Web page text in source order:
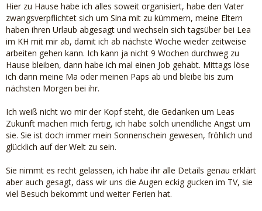
Hier zu Hause habe ich alles soweit organisiert, habe den Vater
zwangsverpflichtet sich um Sina mit zu kümmern, meine Eltern
haben ihren Urlaub abgesagt und wechseln sich tagsüber bei Lea
im KH mit mir ab, damit ich ab nächste Woche wieder zeitweise
arbeiten gehen kann. Ich kann ja nicht 9 Wochen durchweg zu
Hause bleiben, dann habe ich mal einen Job gehabt. Mittags löse
ich dann meine Ma oder meinen Paps ab und bleibe bis zum
nächsten Morgen bei ihr.
Ich weiß nicht wo mir der Kopf steht, die Gedanken um Leas
Zukunft machen mich fertig, ich habe solch unendliche Angst um
sie. Sie ist doch immer mein Sonnenschein gewesen, fröhlich und
glücklich auf der Welt zu sein.
Sie nimmt es recht gelassen, ich habe ihr alle Details genau erklärt
aber auch gesagt, dass wir uns die Augen eckig gucken im TV, sie
viel Besuch bekommt und weiter Ferien hat.